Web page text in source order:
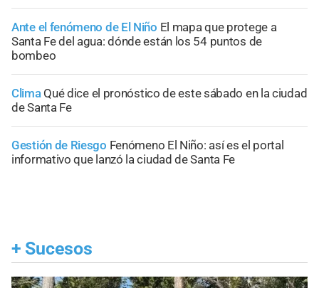
Ante el fenómeno de El Niño El mapa que protege a
Santa Fe del agua: dónde están los 54 puntos de
bombeo
Clima Qué dice el pronóstico de este sábado en la ciudad
de Santa Fe
Gestión de Riesgo Fenómeno El Niño: así es el portal
informativo que lanzó la ciudad de Santa Fe
+ Sucesos